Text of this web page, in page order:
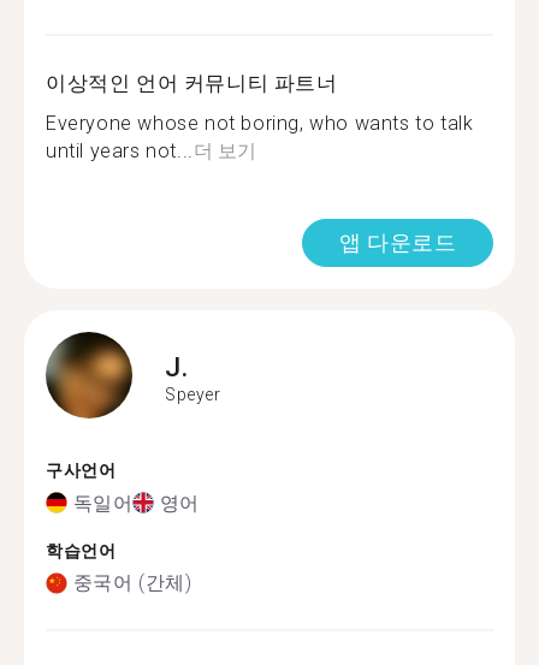
이상적인 언어 커뮤니티 파트너
Everyone whose not boring, who wants to talk
until years not...더 보기
앱 다운로드
J.
Speyer
구사언어
독일어 영어
학습언어
중국어 (간체)